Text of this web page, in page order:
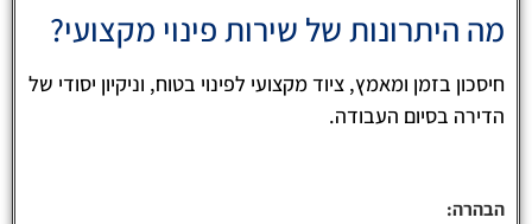
מה היתרונות של שירות פינוי מקצועי?
חיסכון בזמן ומאמץ, ציוד מקצועי לפינוי בטוח, וניקיון יסודי של
הדירה בסיום העבודה.
הבהרה: